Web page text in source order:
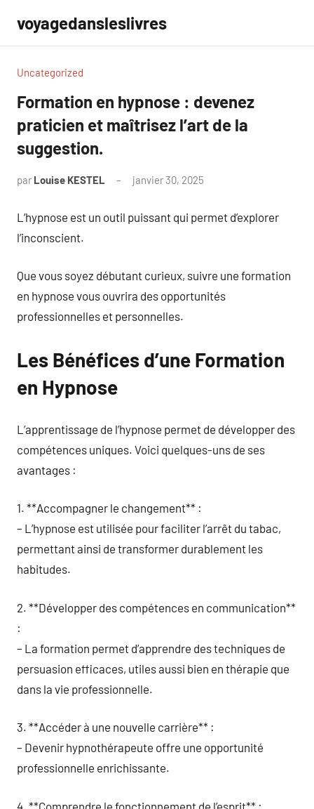
contenu
voyagedansleslivres
Uncategorized
Formation en hypnose : devenez
praticien et maîtrisez l’art de la
suggestion.
par Louise KESTEL janvier 30, 2025
L’hypnose est un outil puissant qui permet d’explorer
l’inconscient.
Que vous soyez débutant curieux, suivre une formation
en hypnose vous ouvrira des opportunités
professionnelles et personnelles.
Les Bénéfices d’une Formation
en Hypnose
L’apprentissage de l’hypnose permet de développer des
compétences uniques. Voici quelques-uns de ses
avantages :
1. **Accompagner le changement** :
– L’hypnose est utilisée pour faciliter l’arrêt du tabac,
permettant ainsi de transformer durablement les
habitudes.
2. **Développer des compétences en communication**
:
– La formation permet d’apprendre des techniques de
persuasion efficaces, utiles aussi bien en thérapie que
dans la vie professionnelle.
3. **Accéder à une nouvelle carrière** :
– Devenir hypnothérapeute offre une opportunité
professionnelle enrichissante.
4. **Comprendre le fonctionnement de l’esprit** :